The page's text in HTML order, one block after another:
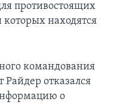
противостоящих
находятся
командования
отказался
о